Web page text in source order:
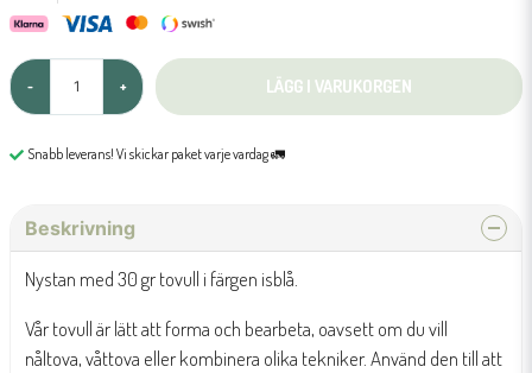
- + LÄGG I VARUKORGEN
Snabb leverans! Vi skickar paket varje vardag 🚛
Beskrivning
Nystan med 30 gr tovull i färgen isblå.
Vår tovull är lätt att forma och bearbeta, oavsett om du vill
nåltova, våttova eller kombinera olika tekniker. Använd den till att